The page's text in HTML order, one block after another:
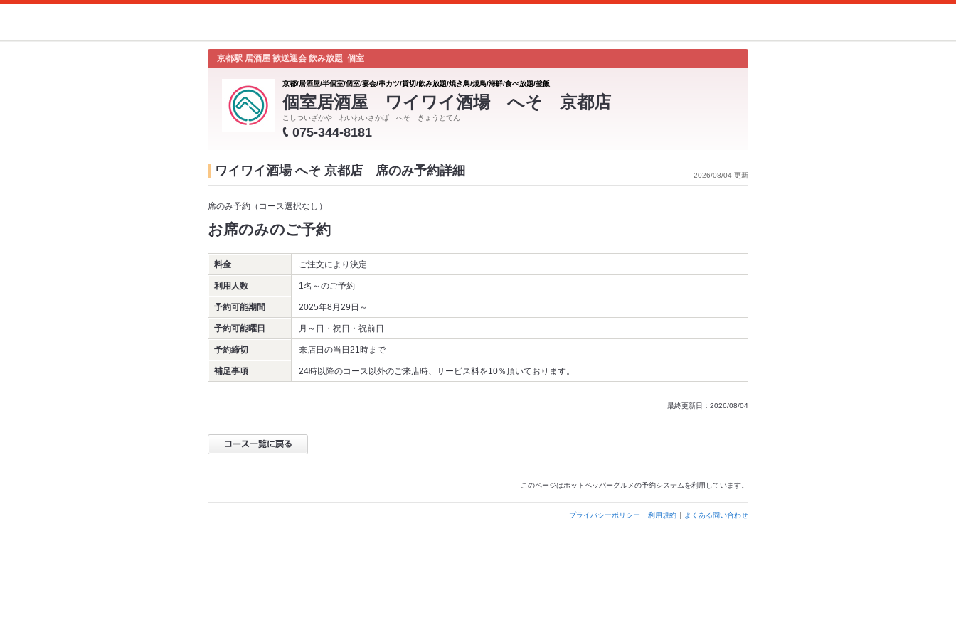
京都駅 居酒屋 歓送迎会 飲み放題 個室
京都/居酒屋/半個室/個室/宴会/串カツ/貸切/飲み放題/焼き鳥/焼鳥/海鮮/食べ放題/釜飯
個室居酒屋 ワイワイ酒場 へそ 京都店
こしついざかや わいわいさかば へそ きょうとてん
075-344-8181
2026/08/04 更新
ワイワイ酒場 へそ 京都店 席のみ予約詳細
席のみ予約（コース選択なし）
お席のみのご予約
料金 ご注文により決定
利用人数 1名～のご予約
予約可能期間 2025年8月29日～
予約可能曜日 月～日・祝日・祝前日
予約締切 来店日の当日21時まで
補足事項 24時以降のコース以外のご来店時、サービス料を10％頂いております。
最終更新日：2026/08/04
このページはホットペッパーグルメの予約システムを利用しています。
プライバシーポリシー 利用規約 よくある問い合わせ